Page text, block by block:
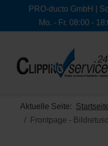
PRO-ducto GmbH |
Mo. - Fr. 08:00 -
Aktuelle Seite:
Frontpage -